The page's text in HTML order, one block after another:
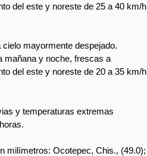
del este y noreste de 25 a 40 km/h
mayormente despejado.
mañana y noche, frescas a
del este y noreste de 20 a 35 km/h
y temperaturas extremas
milímetros: Ocotepec, Chis., (49.0);